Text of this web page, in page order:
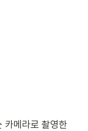
카메라로 촬영한